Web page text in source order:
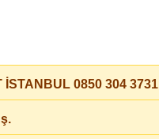
İSTANBUL 0850 304 3731